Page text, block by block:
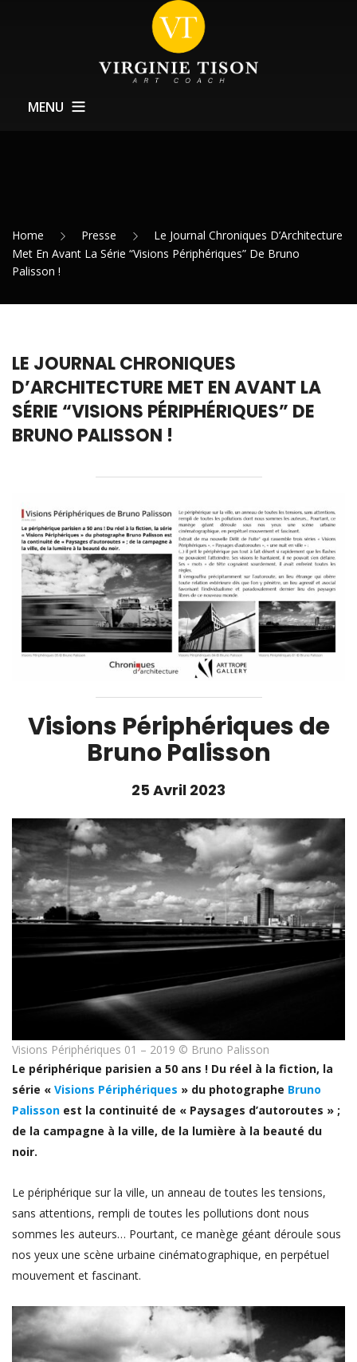
MENU
Service Expositions
Actualités
Home Presse
Le Journal Chroniques D’Architecture
Met En Avant La Série “Visions Périphériques” De Bruno
Palisson !
LE JOURNAL CHRONIQUES
D’ARCHITECTURE MET EN AVANT LA
SÉRIE “VISIONS PÉRIPHÉRIQUES” DE
BRUNO PALISSON !
Visions Périphériques de
Bruno Palisson
25 Avril 2023
Visions Périphériques 01 – 2019 © Bruno Palisson
Le périphérique parisien a 50 ans ! Du réel à la fiction, la
série « Visions Périphériques » du photographe Bruno
Palisson est la continuité de « Paysages d’autoroutes » ;
de la campagne à la ville, de la lumière à la beauté du
noir.
Le périphérique sur la ville, un anneau de toutes les tensions,
sans attentions, rempli de toutes les pollutions dont nous
sommes les auteurs… Pourtant, ce manège géant déroule sous
nos yeux une scène urbaine cinématographique, en perpétuel
mouvement et fascinant.